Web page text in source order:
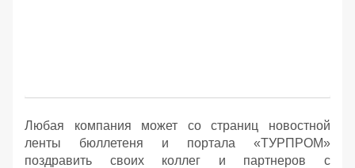
Любая компания может со страниц новостной
ленты бюллетеня и портала «ТУРПРОМ»
поздравить своих коллег и партнеров с